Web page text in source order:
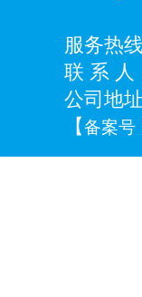
服务热
联 系 人
公司地
【备案号